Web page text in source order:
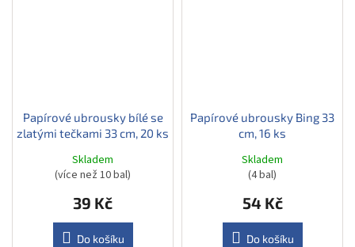
Papírové ubrousky bílé se
zlatými tečkami 33 cm, 20 ks
Skladem
(více než 10 bal)
39 Kč
Do košíku
Papírové ubrousky Bing 33
cm, 16 ks
Skladem
(4 bal)
54 Kč
Do košíku